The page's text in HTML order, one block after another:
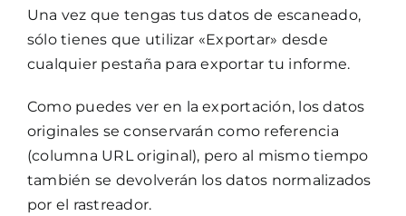
Una vez que tengas tus datos de escaneado,
sólo tienes que utilizar «Exportar» desde
cualquier pestaña para exportar tu informe.
Como puedes ver en la exportación, los datos
originales se conservarán como referencia
(columna URL original), pero al mismo tiempo
también se devolverán los datos normalizados
por el rastreador.